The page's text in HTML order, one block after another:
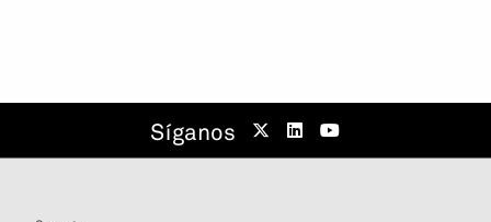
Síganos